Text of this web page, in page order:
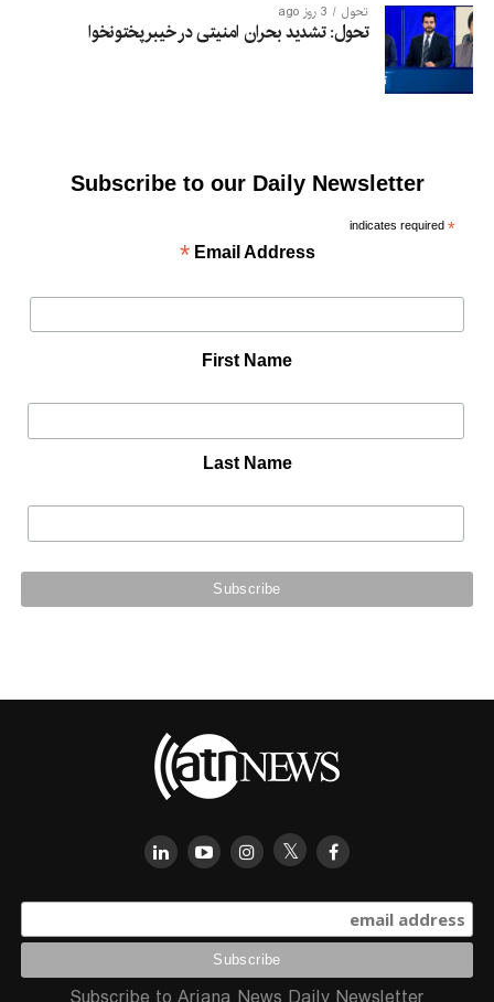
تحول 3 روز ago
تحول: تشدید بحران امنیتی در خیبرپختونخوا
Subscribe to our Daily Newsletter
*
indicates required
Email Address
*
First Name
Last Name